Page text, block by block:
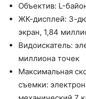
Объектив: L-
ЖК-дисплей: 3-
экран, 1,84
Видоискатель:
миллиона точек
Максимальная
съемки: